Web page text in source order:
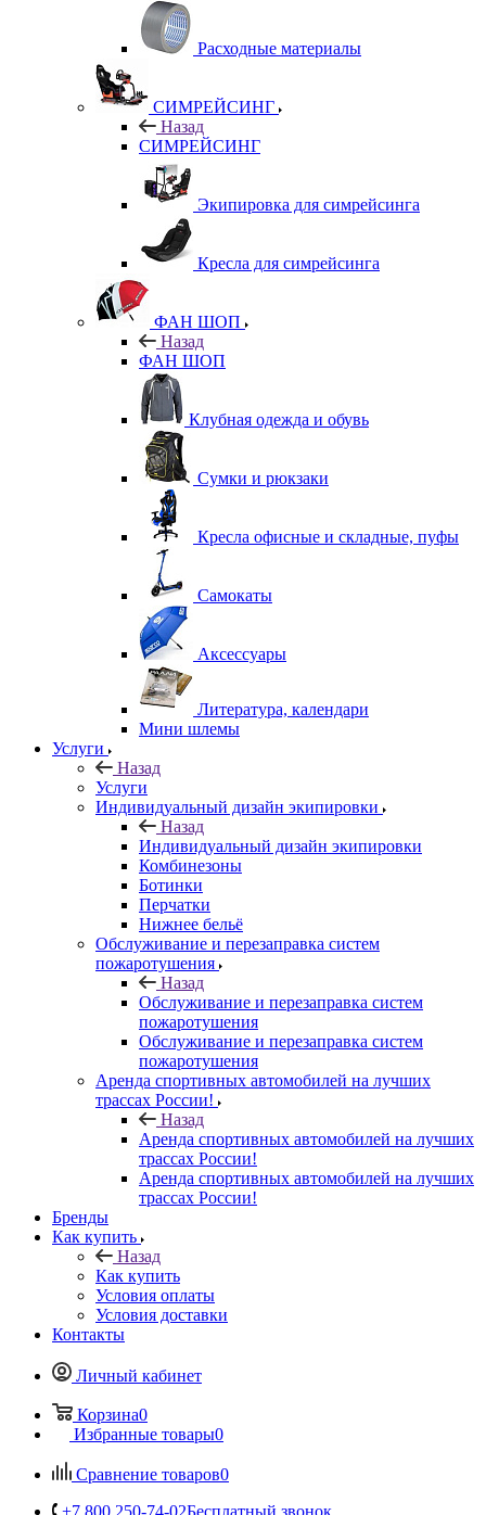
Расходные материалы
СИМРЕЙСИНГ
Назад
СИМРЕЙСИНГ
Экипировка для симрейсинга
Кресла для симрейсинга
ФАН ШОП
Назад
ФАН ШОП
Клубная одежда и обувь
Сумки и рюкзаки
Кресла офисные и складные, пуфы
Самокаты
Аксессуары
Литература, календари
Мини шлемы
Услуги
Назад
Услуги
Индивидуальный дизайн экипировки
Назад
Индивидуальный дизайн экипировки
Комбинезоны
Ботинки
Перчатки
Нижнее бельё
Обслуживание и перезаправка систем
пожаротушения
Назад
Обслуживание и перезаправка систем
пожаротушения
Обслуживание и перезаправка систем
пожаротушения
Аренда спортивных автомобилей на лучших
трассах России!
Назад
Аренда спортивных автомобилей на лучших
трассах России!
Аренда спортивных автомобилей на лучших
трассах России!
Бренды
Как купить
Назад
Как купить
Условия оплаты
Условия доставки
Контакты
Личный кабинет
Корзина0
Избранные товары0
Сравнение товаров0
+7 800 250-74-02Бесплатный звонок